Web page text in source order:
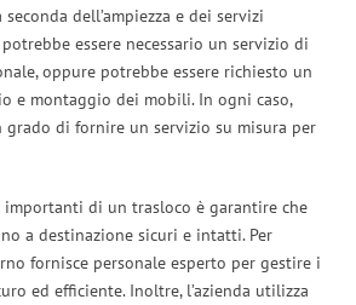
dell’ampiezza e dei servizi
essere necessario un servizio di
oppure potrebbe essere richiesto un
e montaggio dei mobili. In ogni caso,
grado di fornire un servizio su misura per
di un trasloco è garantire che
a destinazione sicuri e intatti. Per
fornisce personale esperto per gestire i
ed efficiente. Inoltre, l’azienda utilizza